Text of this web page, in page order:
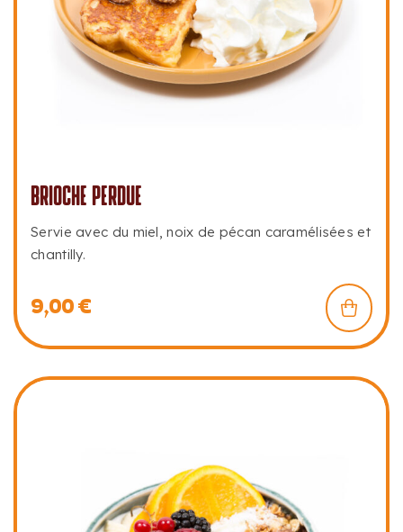
BRIOCHE PERDUE
Servie avec du miel, noix de pécan caramélisées et
chantilly.
9,00€